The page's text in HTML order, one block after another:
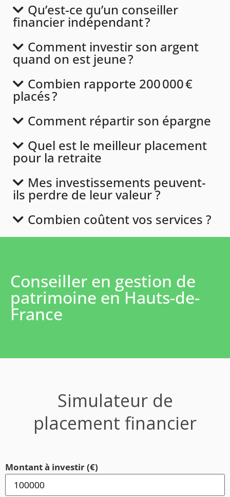
Qu’est-ce qu’un conseiller
financier indépendant ?
Comment investir son argent
quand on est jeune ?
Combien rapporte 200 000 €
placés ?
Comment répartir son épargne
Quel est le meilleur placement
pour la retraite
Mes investissements peuvent-
ils perdre de leur valeur ?
Combien coûtent vos services ?
Conseiller en gestion de
patrimoine en Hauts-de-
France
Simulateur de
placement financier
Montant à investir (€)